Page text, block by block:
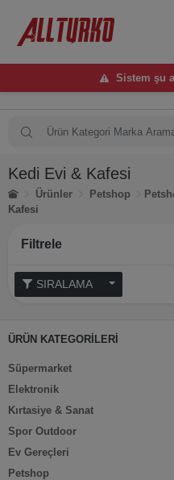
Sistem şu
Kedi Evi & Kafesi
Ürünler Petshop
Kafesi
Filtrele
ÜRÜN KATEGORİLERİ
Süpermarket
Elektronik
Kırtasiye & Sanat
Spor Outdoor
Ev Gereçleri
Petshop